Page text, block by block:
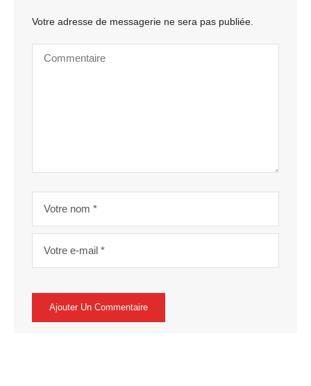
Votre adresse de messagerie ne sera pas publiée.